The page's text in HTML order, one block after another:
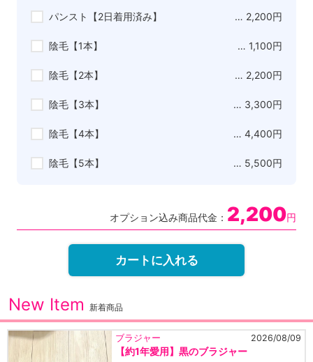
パンスト【2日着用済み】 … 2,200円
陰毛【1本】 … 1,100円
陰毛【2本】 … 2,200円
陰毛【3本】 … 3,300円
陰毛【4本】 … 4,400円
陰毛【5本】 … 5,500円
オプション込み商品代金： 2,200円
カートに入れる
New Item 新着商品
2026/08/09
3年愛用ぼろぼろシーム